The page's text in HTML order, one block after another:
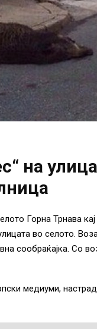
на
Горна Трнава
во селото.
сообраќајка. Со
медиуми,